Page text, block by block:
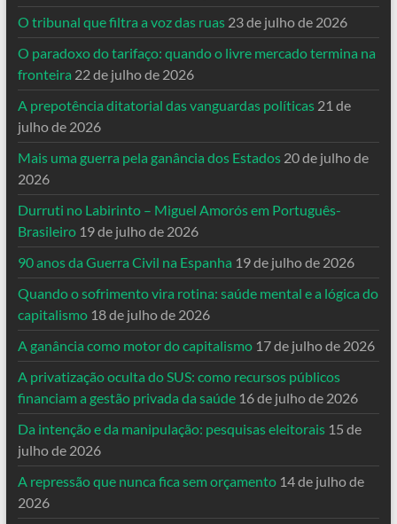
O tribunal que filtra a voz das ruas 23 de julho de 2026
O paradoxo do tarifaço: quando o livre mercado termina na
fronteira 22 de julho de 2026
A prepotência ditatorial das vanguardas políticas 21 de
julho de 2026
Mais uma guerra pela ganância dos Estados 20 de julho de
2026
Durruti no Labirinto – Miguel Amorós em Português-
Brasileiro 19 de julho de 2026
90 anos da Guerra Civil na Espanha 19 de julho de 2026
Quando o sofrimento vira rotina: saúde mental e a lógica do
capitalismo 18 de julho de 2026
A ganância como motor do capitalismo 17 de julho de 2026
A privatização oculta do SUS: como recursos públicos
financiam a gestão privada da saúde 16 de julho de 2026
Da intenção e da manipulação: pesquisas eleitorais 15 de
julho de 2026
A repressão que nunca fica sem orçamento 14 de julho de
2026